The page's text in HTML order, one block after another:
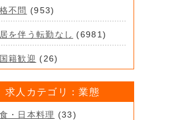
不問 (953)
を伴う転勤なし (6981)
籍歓迎 (26)
求人カテゴリ：業態
・日本料理 (33)